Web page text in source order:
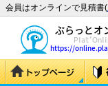
会員はオンラインで見積書(